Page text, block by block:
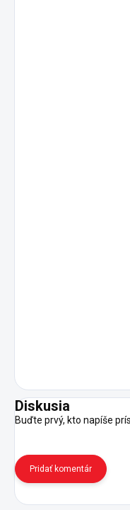
Diskusia
Buďte prvý, kto napíše
Pridať komentár